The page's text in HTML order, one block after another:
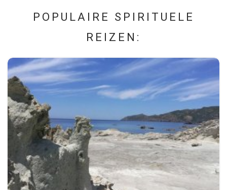
POPULAIRE SPIRITUELE
REIZEN: